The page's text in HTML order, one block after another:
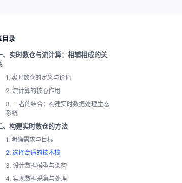
目录
、实时数仓与流计算：相辅相成的关
1. 实时数仓的定义与价值
2. 流计算的核心作用
3. 二者的结合：构建实时数据处理生态
系统
、构建实时数仓的方法
1. 明确需求与目标
2. 选择合适的技术栈
3. 设计数据模型与架构
4. 实现数据采集与处理